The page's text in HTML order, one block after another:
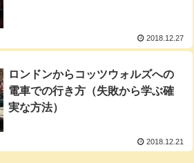
2018.12.27
ロンドンからコッツウォルズへの
電車での行き方（失敗から学ぶ確
実な方法）
2018.12.21